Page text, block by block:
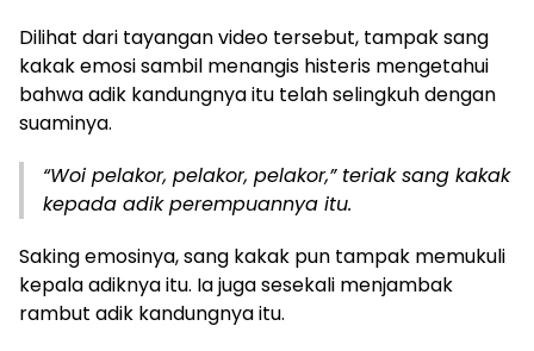
Dilihat dari tayangan video tersebut, tampak sang
kakak emosi sambil menangis histeris mengetahui
bahwa adik kandungnya itu telah selingkuh dengan
suaminya.
“Woi pelakor, pelakor, pelakor,” teriak sang kakak
kepada adik perempuannya itu.
Saking emosinya, sang kakak pun tampak memukuli
kepala adiknya itu. Ia juga sesekali menjambak
rambut adik kandungnya itu.